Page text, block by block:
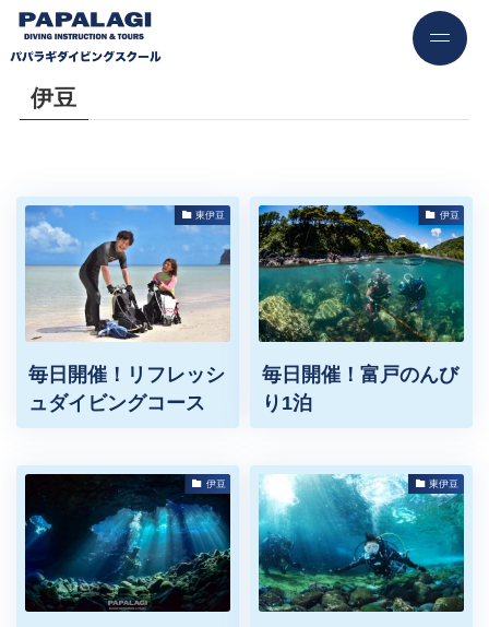
伊豆
東伊豆
毎日開催！リフレッシ
ュダイビングコース
伊豆
毎日開催！富戸のんび
り1泊
伊豆 東伊豆